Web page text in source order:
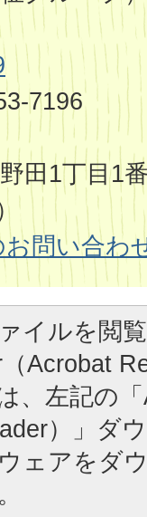
7196
田1丁目1
問い合わ
イルを閲
Acrobat
、左記の
）」ダ
ェアをダ